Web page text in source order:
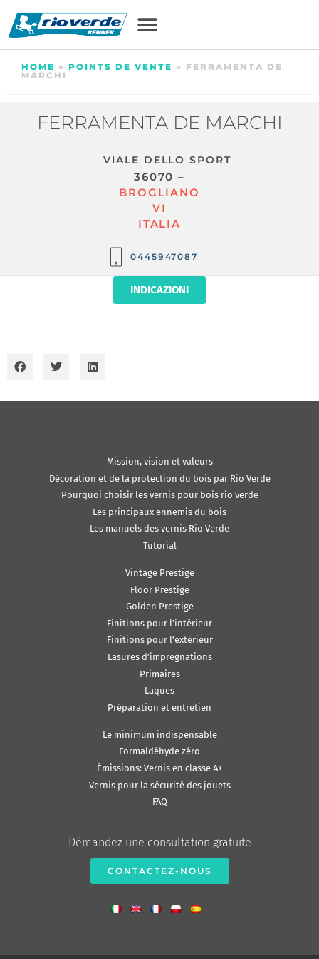
HOME » POINTS DE VENTE » FERRAMENTA DE
MARCHI
FERRAMENTA DE MARCHI
VIALE DELLO SPORT
36070 –
BROGLIANO
VI
ITALIA
0445947087
INDICAZIONI
Mission, vision et valeurs
Décoration et de la protection du bois par Rio Verde
Pourquoi choisir les vernis pour bois rio verde
Les principaux ennemis du bois
Les manuels des vernis Rio Verde
Tutorial
Vintage Prestige
Floor Prestige
Golden Prestige
Finitions pour l’intérieur
Finitions pour l’extérieur
Lasures d’impregnations
Primaires
Laques
Préparation et entretien
Le minimum indispensable
Formaldéhyde zéro
Émissions: Vernis en classe A+
Vernis pour la sécurité des jouets
FAQ
Démandez une consultation gratuite
CONTACTEZ-NOUS